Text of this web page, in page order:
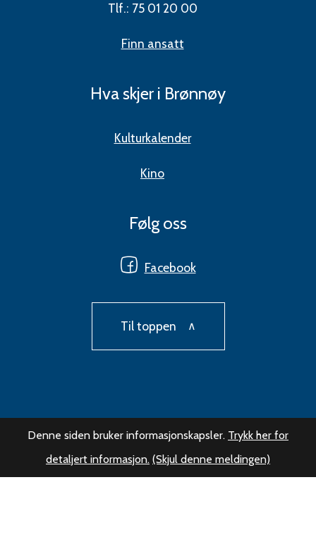
Tlf.: 75 01 20 00
Finn ansatt
Hva skjer i Brønnøy
Kulturkalender
Kino
Følg oss
Facebook
Til toppen
Denne siden bruker informasjonskapsler. Trykk her for
detaljert informasjon. (Skjul denne meldingen)